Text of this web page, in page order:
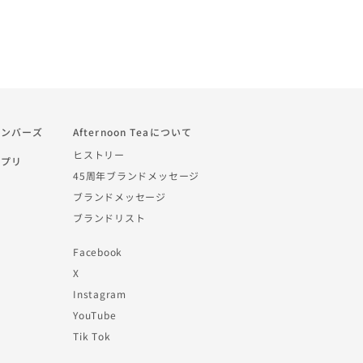
バーズ
リ
Afternoon Teaについて
ヒストリー
45周年ブランドメッセージ
ブランドメッセージ
ブランドリスト
Facebook
X
Instagram
YouTube
Tik Tok